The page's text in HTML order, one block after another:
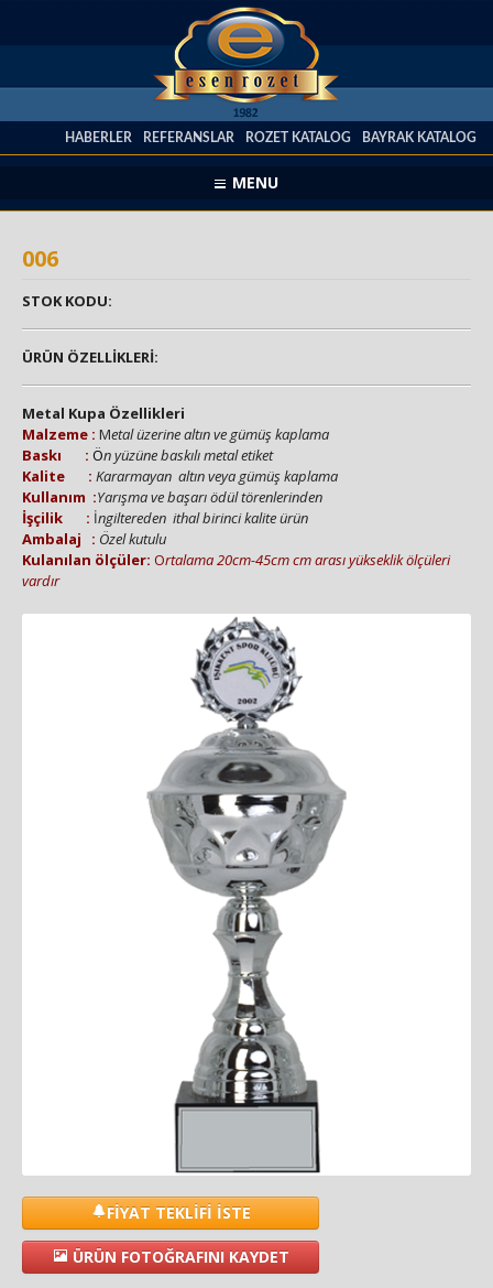
HABERLER REFERANSLAR ROZET KATALOG BAYRAK KATALOG
MENU
006
STOK KODU:
ÜRÜN ÖZELLİKLERİ:
Metal Kupa Özellikleri
Malzeme : Metal üzerine altın ve gümüş kaplama
Baskı : Ön yüzüne baskılı metal etiket
Kalite : Kararmayan altın veya gümüş kaplama
Kullanım :Yarışma ve başarı ödül törenlerinden
İşçilik : İngiltereden ithal birinci kalite ürün
Ambalaj : Özel kutulu
Kulanılan ölçüler: Ortalama 20cm-45cm cm arası yükseklik ölçüleri
vardır
FİYAT TEKLİFİ İSTE
ÜRÜN FOTOĞRAFINI KAYDET